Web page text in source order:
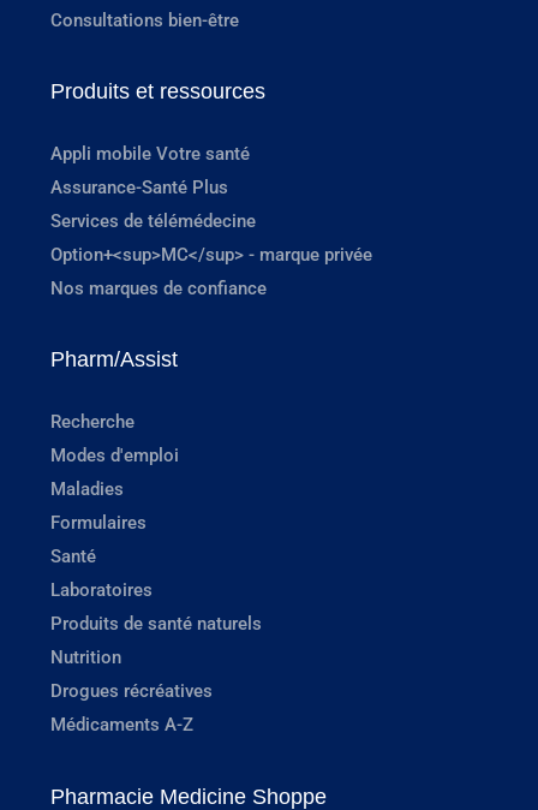
Consultations bien-être
Produits et ressources
Appli mobile Votre santé
Assurance-Santé Plus
Services de télémédecine
Option+<sup>MC</sup> - marque privée
Nos marques de confiance
Pharm/Assist
Recherche
Modes d'emploi
Maladies
Formulaires
Santé
Laboratoires
Produits de santé naturels
Nutrition
Drogues récréatives
Médicaments A-Z
Pharmacie Medicine Shoppe